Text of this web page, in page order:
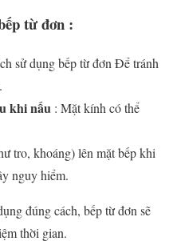
từ đơn :
sử dụng bếp từ đơn Để tránh
khi nấu : Mặt kính có thể
tro, khoáng) lên mặt bếp khi
nguy hiểm.
đúng cách, bếp từ đơn sẽ
thời gian.